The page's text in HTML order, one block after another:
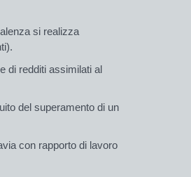
si realizza
di redditi assimilati al
del superamento di un
con rapporto di lavoro